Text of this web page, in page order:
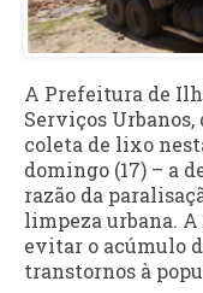
A Prefeitura de
Serviços
coleta de lixo
domingo (17) – a
razão da
limpeza urbana.
evitar o acúmulo
transtornos à